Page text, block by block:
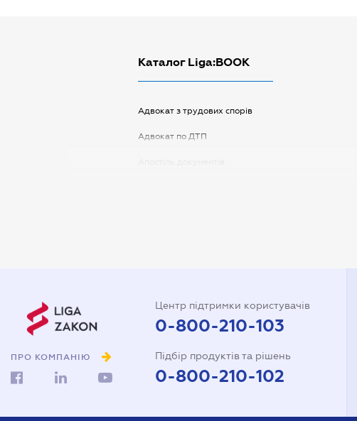
Каталог Liga:BOOK
Адвокат з трудових спорів
Адвокат по ДТП
інтересів в суді
Довіреність на реєстрацію
ПРО КОМПАНІЮ
Центр підтримки користувачів
0-800-210-103
Підбір продуктів та рішень
0-800-210-102